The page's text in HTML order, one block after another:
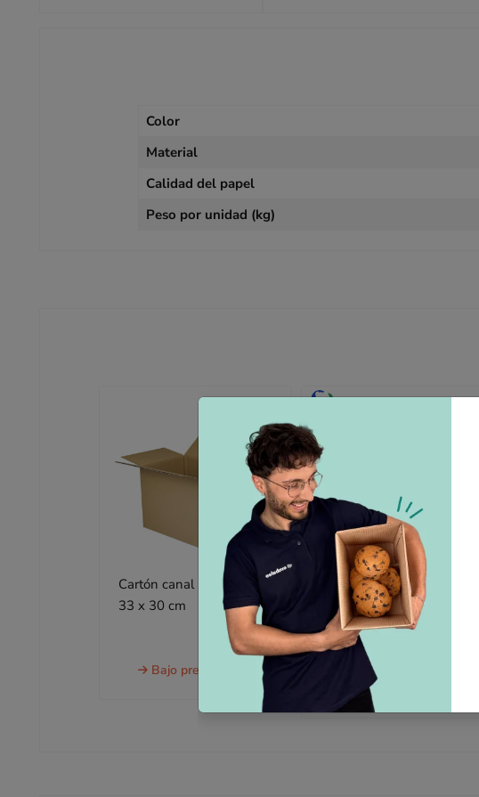
Color
Material
Calidad del papel
Peso por unidad (kg)
Cartón canal simple 40 x
33 x 30 cm
Bajo presupuesto
Cartón canal doble 35 x
23 x 26 cm
a partir de
1,01 €
sin IVA